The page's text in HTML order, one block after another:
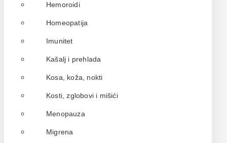
Hemoroidi
Homeopatija
Imunitet
Kašalj i prehlada
Kosa, koža, nokti
Kosti, zglobovi i mišići
Menopauza
Migrena